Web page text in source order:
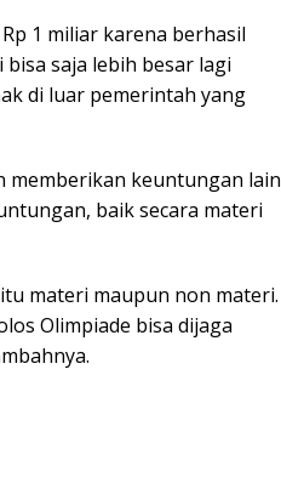
1 miliar karena berhasil
bisa saja lebih besar lagi
di luar pemerintah yang
memberikan keuntungan lain
baik secara materi
materi maupun non materi.
Olimpiade bisa dijaga